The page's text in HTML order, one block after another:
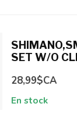
SET W/O
28,99$CA
En stock